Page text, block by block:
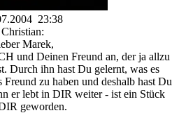
23:38
Christian:
Marek,
und Deinen Freund an, der ja allzu
Durch ihn hast Du gelernt, was es
Freund zu haben und deshalb hast Du
er lebt in DIR weiter - ist ein Stück
geworden.